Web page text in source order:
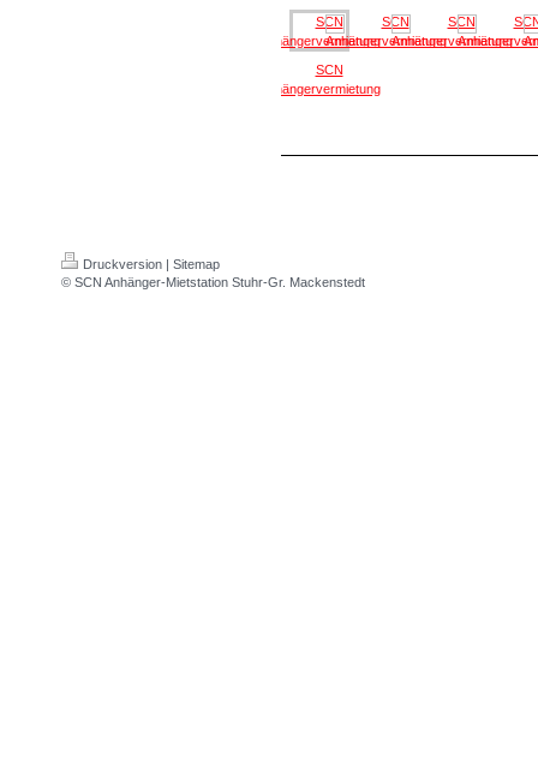
Druckversion | Sitemap
© SCN Anhänger-Mietstation Stuhr-Gr. Mackenstedt